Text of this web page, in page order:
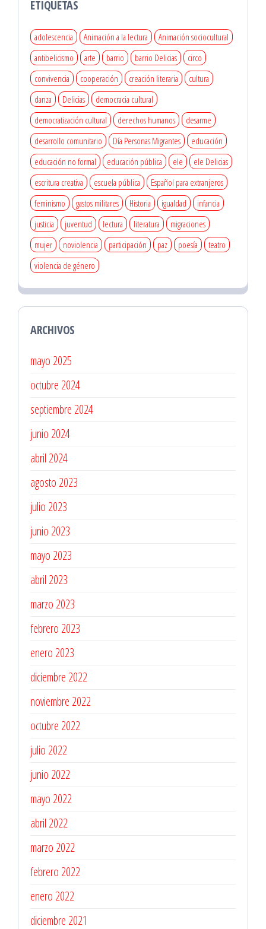
ETIQUETAS
adolescencia Animación a la lectura
Animación sociocultural
antibelicismo
arte barrio barrio Delicias
circo
convivencia
cooperación creación literaria
cultura
danza
Delicias
democracia cultural
democratización cultural
derechos humanos
desarme
desarrollo comunitario
Día Personas Migrantes
educación
educación no formal
educación pública ele
ele Delicias
escritura creativa
escuela pública
Español para extranjeros
feminismo
gastos militares Historia igualdad
infancia
justicia
juventud lectura literatura
migraciones
mujer
noviolencia participación paz poesía
teatro
violencia de género
ARCHIVOS
mayo 2025
octubre 2024
septiembre 2024
junio 2024
abril 2024
agosto 2023
julio 2023
junio 2023
mayo 2023
abril 2023
marzo 2023
febrero 2023
enero 2023
diciembre 2022
noviembre 2022
octubre 2022
julio 2022
junio 2022
mayo 2022
abril 2022
marzo 2022
febrero 2022
enero 2022
diciembre 2021